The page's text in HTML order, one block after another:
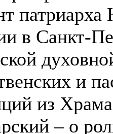
в Санкт-
и
из
– о